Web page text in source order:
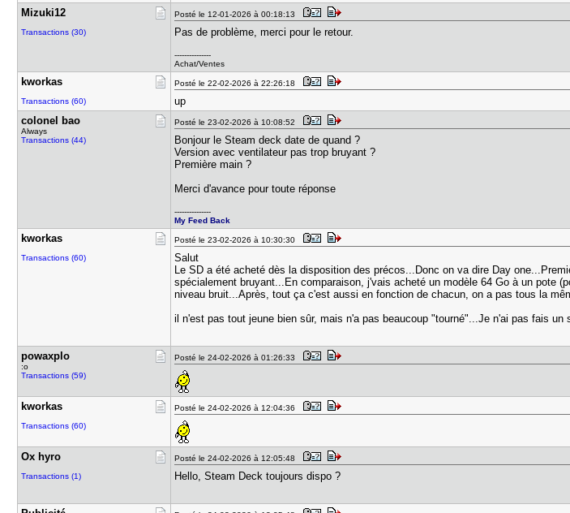
Mizuki12
Transactions (30)
Posté le 12-01-2026 à 00:18:13
Pas de problème, merci pour le retour.
---------------
Achat/Ventes
kworkas
Transactions (60)
Posté le 22-02-2026 à 22:26:18
up
colonel ba​o
Always
Transactions (44)
Posté le 23-02-2026 à 10:08:52
Bonjour le Steam deck date de quand ?
Version avec ventilateur pas trop bruyant ?
Première main ?
Merci d'avance pour toute réponse
---------------
My Feed Back
kworkas
Transactions (60)
Posté le 23-02-2026 à 10:30:30
Salut
Le SD a été acheté dès la disposition des précos...Donc on va dire Day
spécialement bruyant...En comparaison, j'vais acheté un modèle 64 Go à un pote
niveau bruit...Après, tout ça c'est aussi en fonction de chacun, on a pas tous la
il n'est pas tout jeune bien sûr, mais n'a pas beaucoup "tourné"...Je n'ai pas fais
powaxplo
:o
Transactions (59)
Posté le 24-02-2026 à 01:26:33
kworkas
Transactions (60)
Posté le 24-02-2026 à 12:04:36
Ox hyro
Transactions (1)
Posté le 24-02-2026 à 12:05:48
Hello, Steam Deck toujours dispo ?